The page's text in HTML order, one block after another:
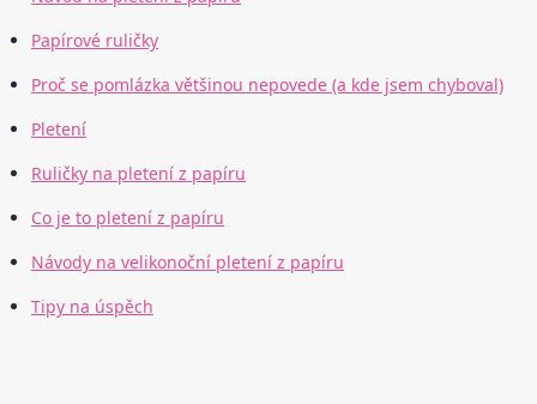
Papírové ruličky
Proč se pomlázka většinou nepovede (a kde jsem chyboval)
Pletení
Ruličky na pletení z papíru
Co je to pletení z papíru
Návody na velikonoční pletení z papíru
Tipy na úspěch